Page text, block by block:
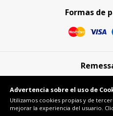
Formas de
Advertencia sobre el uso de
Utilizamos cookies propias y de
mejorar la experiencia del usuario.